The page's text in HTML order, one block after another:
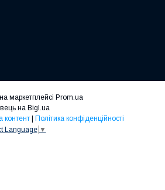
маркетплейсі Prom.ua
на Bigl.ua
контент | Політика конфіденційності
Language ▼